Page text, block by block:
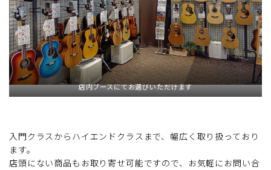
店内ブースにてお選びいただけます
入門クラスからハイエンドクラスまで、幅広く取り扱っており
ます。
店頭にない商品もお取り寄せ可能ですので、お気軽にお問い合